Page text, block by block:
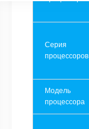
Серия
процессоров
Модель
процессора